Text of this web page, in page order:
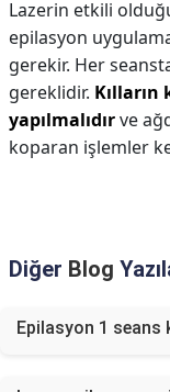
Lazerin etkili
epilasyon
gerekir. Her
gereklidir. Kılların
yapılmalıdırve
koparan işlemler
Diğer Blog
Epilasyon 1